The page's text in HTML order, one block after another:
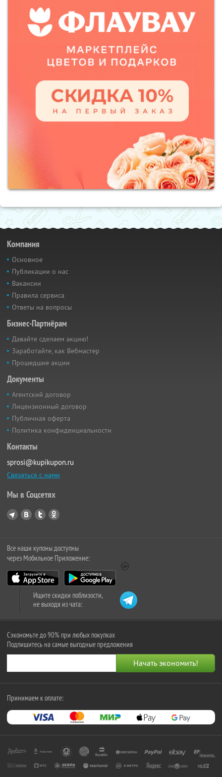
Компания
Основное
Публикации о нас
Вакансии
Правила сервиса
Ответы на вопросы
Бизнес-Партнёрам
Давайте сделаем акцию!
Заработайте, как Вебмастер
Прошедшие акции
Документы
Агентский договор
Лицензионный договор
Публичная оферта
Политика конфиденциальности
Контакты
sprosi@kupikupon.ru
Связаться с нами
Мы в Соцсетях
Все наши купоны доступны
через Мобильное Приложение:
Ищите скидки поблизости,
не выходя из чата:
Сэкономьте до 90% при любых покупках
Подпишитесь на самые выгодные предложения
Принимаем к оплате: